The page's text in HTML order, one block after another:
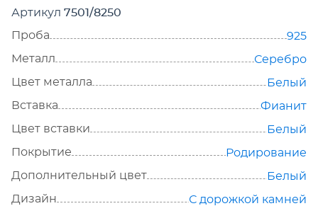
Артикул 7501/8250
Проба
925
Металл
Серебро
Цвет металла
Белый
Вставка
Фианит
Цвет вставки
Белый
Покрытие
Родирование
Дополнительный цвет
Белый
Дизайн
С дорожкой камней